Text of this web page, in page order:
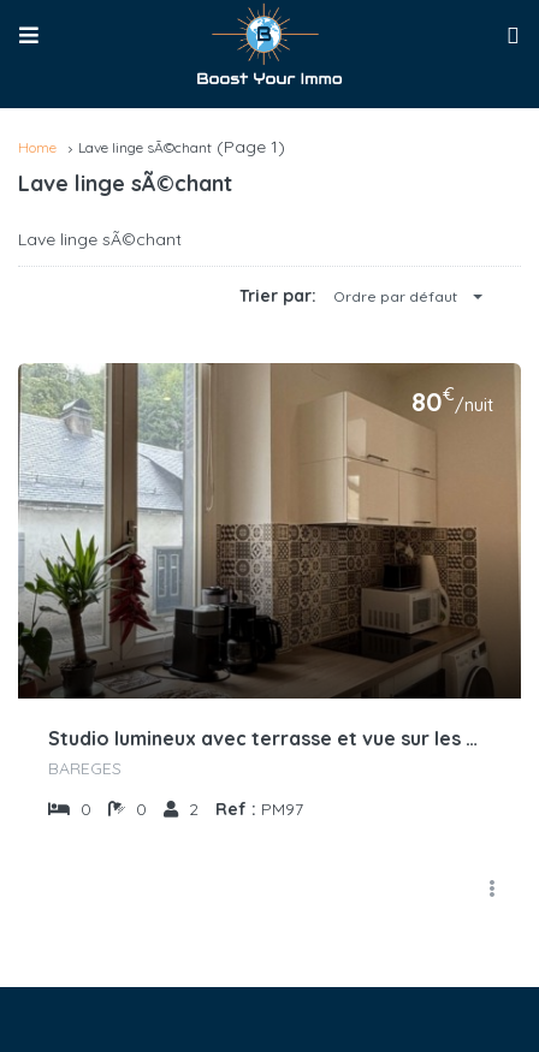
Home Lave linge sÃ©chant (Page 1)
Lave linge sÃ©chant
Lave linge sÃ©chant
Trier par: Ordre par défaut
80€/nuit
Studio lumineux avec terrasse et vue sur les montagnes – Résidence Rioulet I, exposé sud-ouest
BAREGES
0
0 2 Ref : PM97